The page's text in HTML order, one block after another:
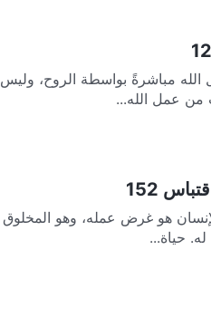
الله مباشرةً بواسطة الروح، وليس
من عمل الله...
152
هو غرض عمله، وهو المخلوق
حياة...